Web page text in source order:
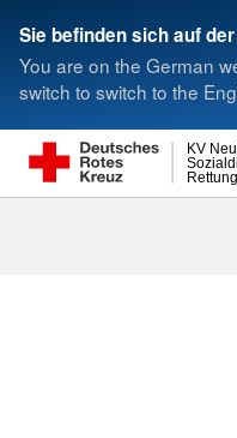
Sie befinden sich auf
You are on the German
switch to switch to the
KV